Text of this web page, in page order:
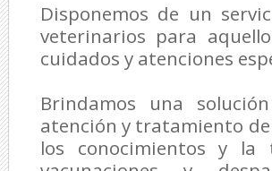
Disponemos de un
veterinarios para
cuidados y atenciones
Brindamos una
atención y tratamiento
los conocimientos y la